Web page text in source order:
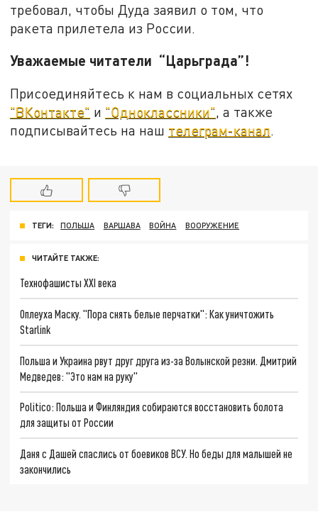
требовал, чтобы Дуда заявил о том, что
ракета прилетела из России.
Уважаемые читатели “Царьграда”!
Присоединяйтесь к нам в социальных сетях
"ВКонтакте" и "Одноклассники", а также
подписывайтесь на наш телеграм-канал.
ТЕГИ: ПОЛЬША ВАРШАВА ВОЙНА ВООРУЖЕНИЕ
ЧИТАЙТЕ ТАКЖЕ:
Технофашисты XXI века
Оплеуха Маску. "Пора снять белые перчатки": Как уничтожить
Starlink
Польша и Украина рвут друг друга из-за Волынской резни. Дмитрий
Медведев: "Это нам на руку"
Politico: Польша и Финляндия собираются восстановить болота
для защиты от России
Даня с Дашей спаслись от боевиков ВСУ. Но беды для малышей не
закончились